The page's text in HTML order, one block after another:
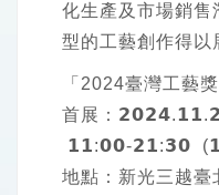
化生產及市場銷售
型的工藝創作得以
「2024臺灣工藝
首展：
𝟭𝟭:𝟬𝟬-𝟮𝟭:𝟯𝟬
地點：新光三越